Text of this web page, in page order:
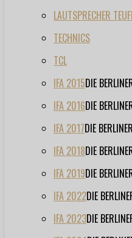
LAUTSPRECHER
TECHNICS
TCL
IFA 2015DIE
IFA 2016DIE
IFA 2017DIE
IFA 2018DIE
IFA 2019DIE
IFA 2022DIE
IFA 2023DIE